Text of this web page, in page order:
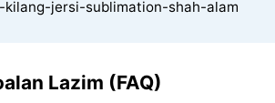
Lazim (FAQ)